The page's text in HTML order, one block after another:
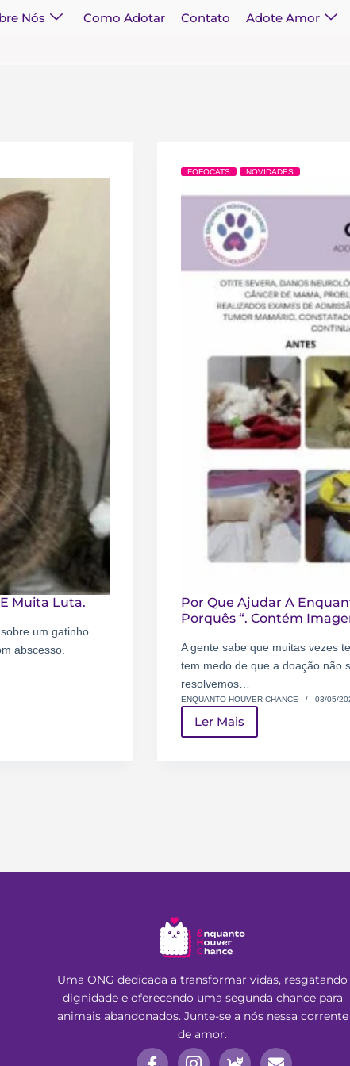
Nós Como Adotar Contato Adote Amor
Muita Luta.
um gatinho
abscesso.
FOFOCATS NOVIDADES
Por Que Ajudar A
Porquês “. Contém
A gente sabe que muitas vezes
tem medo de que a doação não
resolvemos…
ENQUANTO HOUVER CHANCE 03/05/
Ler Mais
Uma ONG dedicada a transformar vidas, resgatando
dignidade e oferecendo uma segunda chance para
animais abandonados. Junte-se a nós nessa corrente
de amor.